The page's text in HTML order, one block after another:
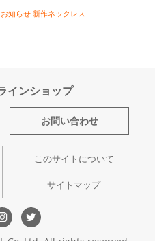
お知らせ 新作ネックレス
インショップ
お問い合わせ
このサイトについて
サイトマップ